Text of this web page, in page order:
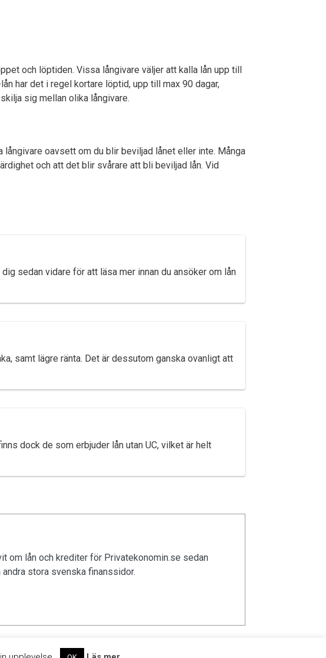
och löptiden. Vissa långivare väljer att kalla lån upp till
har det i regel kortare löptid, upp till max 90 dagar,
sig mellan olika långivare.
oavsett om du blir beviljad lånet eller inte. Många
och att det blir svårare att bli beviljad lån. Vid
sedan vidare för att läsa mer innan du ansöker om lån
samt lägre ränta. Det är dessutom ganska ovanligt att
dock de som erbjuder lån utan UC, vilket är helt
om lån och krediter för Privatekonomin.se sedan
stora svenska finanssidor.